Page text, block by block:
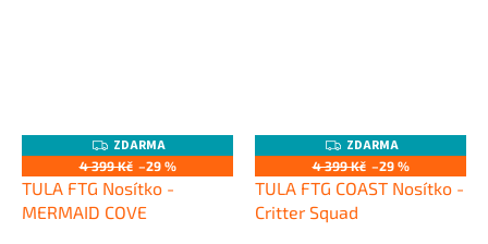
Z
D
A
R
M
A
ZDARMA
4 399 Kč –29 %
TULA FTG Nosítko -
MERMAID COVE
Z
D
A
R
A
ZDARMA
4 399 Kč –29 %
TULA FTG COAST Nosítko -
Critter Squad